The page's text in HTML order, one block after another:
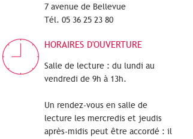
7 avenue de Bellevue
Tél. 05 36 25 23 80
HORAIRES D'OUVERTURE
Salle de lecture : du lundi au
vendredi de 9h à 13h.
Un rendez-vous en salle de
lecture les mercredis et jeudis
après-midis peut être accordé : il